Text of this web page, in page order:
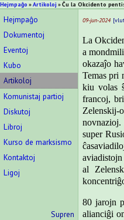
Hejmpaĝo Artikoloj Ĉu la Okcidento
Hejmpaĝo
Dokumentoj
Eventoj
Kubo
Artikoloj
Komunistaj partioj
Diskutoj
Libroj
Kurso de marksismo
Kontaktoj
Ligoj
Supren
09-jun-2024
La
a
okazaĵo
Temas pri
kiuvolas
francoj,
Zelenskij-
novnazioj.
super
al
80 jarojn
alianciĝi